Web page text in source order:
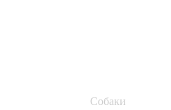
Собаки